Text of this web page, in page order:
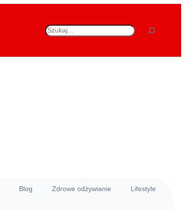
Szukaj
Blog Zdrowe odżywianie Lifestyle